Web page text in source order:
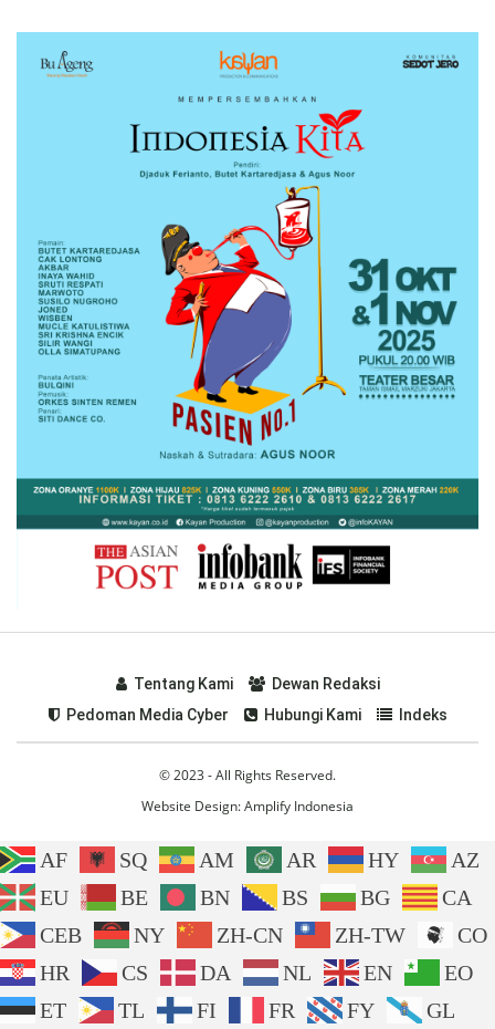
Tentang Kami
Dewan Redaksi
Pedoman Media Cyber
Hubungi Kami Indeks
© 2023 - All Rights Reserved.
Website Design:Amplify Indonesia
AF SQ AM AR HY
AZ
EU
BE BN BS BG
CA
CEB
NY ZH-CN ZH-TW
CO
HR
CS DA NL EN
EO
ET
TL FI FR FY GL